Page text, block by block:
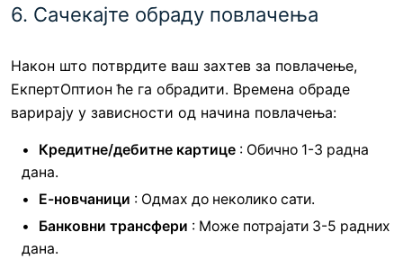
6. Сачекајте обраду повлачења
Након што потврдите ваш захтев за повлачење,
ЕкпертОптион ће га обрадити. Времена обраде
варирају у зависности од начина повлачења:
Кредитне/дебитне картице : Обично 1-3 радна
дана.
Е-новчаници : Одмах до неколико сати.
Банковни трансфери : Може потрајати 3-5 радних
дана.